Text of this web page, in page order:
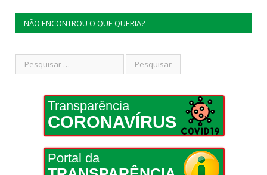
NÃO ENCONTROU O QUE QUERIA?
Transparência
CORONAVÍRUS
Portal da